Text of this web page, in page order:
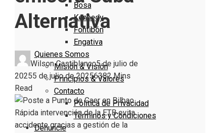
Bosa
Kennedy
Fontibón
Engativa
Quienes Somos
Misión & Visión
Principios & Valores
Contacto
Política de Privacidad
Términos y Condiciones
Denuncie
Alternativa
Wilson Castiblanco5 de julio de
20255 de julio de 20256382 Mins
Read